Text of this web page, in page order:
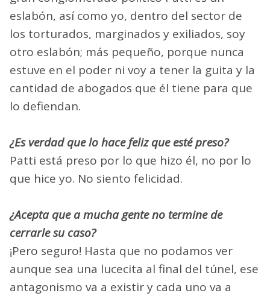
eslabón, así como yo, dentro del sector de
los torturados, marginados y exiliados, soy
otro eslabón; más pequeño, porque nunca
estuve en el poder ni voy a tener la guita y la
cantidad de abogados que él tiene para que
lo defiendan.
¿Es verdad que lo hace feliz que esté preso?
Patti está preso por lo que hizo él, no por lo
que hice yo. No siento felicidad.
¿Acepta que a mucha gente no termine de
cerrarle su caso?
¡Pero seguro! Hasta que no podamos ver
aunque sea una lucecita al final del túnel, ese
antagonismo va a existir y cada uno va a